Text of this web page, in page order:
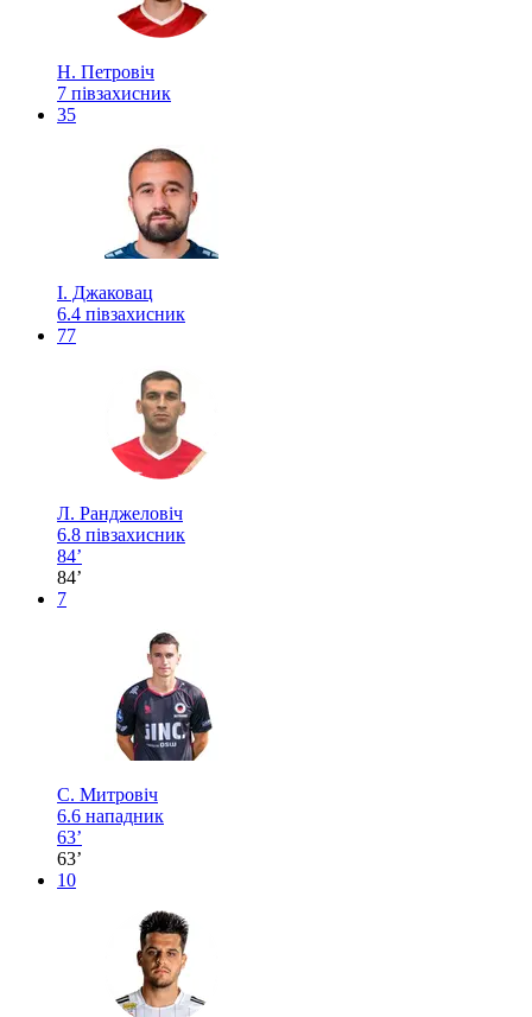
Н. Петровіч
7 півзахисник
35
І. Джаковац
6.4 півзахисник
77
Л. Ранджеловіч
6.8 півзахисник
84’
84’
7
С. Митровіч
6.6 нападник
63’
63’
10